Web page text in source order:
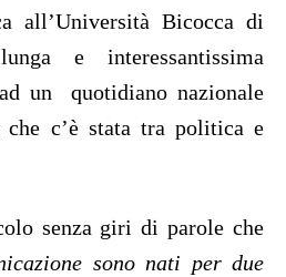
all’Università Bicocca di
e interessantissima
un quotidiano nazionale
che c’è stata tra politica e
senza giri di parole che
sono nati per due